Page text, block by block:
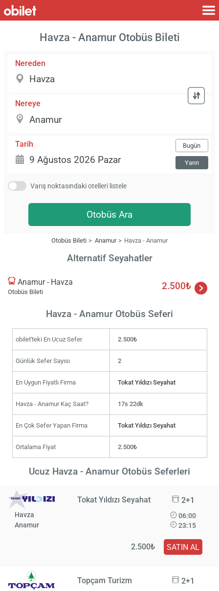
Havza - Anamur Otobüs Bileti
Nereden
Nereye
Tarih Bugün
Yarın
Varış noktasındaki otelleri listele
Otobüs Ara
Otobüs Bileti Anamur Havza - Anamur
Alternatif Seyahatler
Anamur - Havza
Otobüs Bileti
2.500₺
Havza - Anamur Otobüs Seferi
obilet'teki En Ucuz Sefer 2.500₺
Günlük Sefer Sayısı 2
En Uygun Fiyatlı Firma Tokat Yıldızı Seyahat
Havza - Anamur Kaç Saat? 17s 22dk
En Çok Sefer Yapan Firma Tokat Yıldızı Seyahat
Ortalama Fiyat 2.500₺
Ucuz Havza - Anamur Otobüs Seferleri
Tokat Yıldızı Seyahat 2+1
Havza
Anamur
06:00
23:15
2.500₺ SATIN AL
Topçam Turizm 2+1